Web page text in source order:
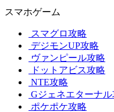
スマホゲーム
スマグロ攻略
デジモンUP攻略
ヴァンピール攻略
ドットアビス攻略
NTE攻略
Gジェネエターナル
ポケポケ攻略